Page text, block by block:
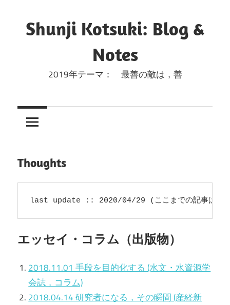
キ
Shunji Kotsuki: Blog &
Notes
2019年テーマ： 最善の敵は，善
Thoughts
last update :: 2020/04/29 (ここまでの記事はちゃ
エッセイ・コラム（出版物）
2018.11.01 手段を目的化する (水文・水資源学
会誌，コラム)
2018.04.14 研究者になる，その瞬間 (産経新